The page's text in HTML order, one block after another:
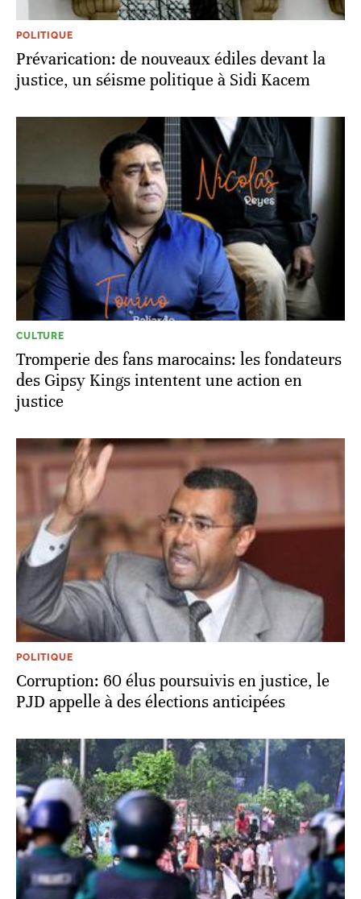
POLITIQUE
Prévarication: de nouveaux édiles devant la
justice, un séisme politique à Sidi Kacem
CULTURE
Tromperie des fans marocains: les fondateurs
des Gipsy Kings intentent une action en
justice
POLITIQUE
Corruption: 60 élus poursuivis en justice, le
PJD appelle à des élections anticipées